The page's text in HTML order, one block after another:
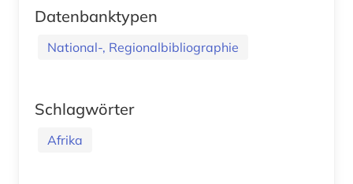
Datenbanktypen
National-, Regionalbibliographie
Schlagwörter
Afrika